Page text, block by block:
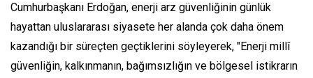
Cumhurbaşkanı Erdoğan, enerji arz güvenliğinin günlük
hayattan uluslararası siyasete her alanda çok daha önem
kazandığı bir süreçten geçtiklerini söyleyerek, "Enerji millî
güvenliğin, kalkınmanın, bağımsızlığın ve bölgesel istikrarın